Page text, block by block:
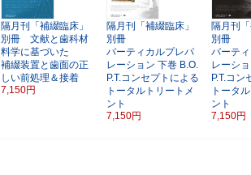
隔月刊「補綴臨床」
別冊 文献と歯科材
料学に基づいた
補綴装置と歯面の正
しい前処理＆接着
7,150円
隔月刊「補綴臨床」
別冊
バーティカルプレパ
レーション 下巻 B.O.
P.T.コンセプトによる
トータルトリートメ
ント
7,150円
隔月刊
別冊
バーテ
レーシ
P.T.コン
トータ
ント
7,150円